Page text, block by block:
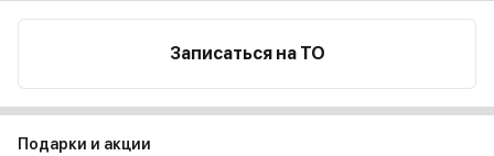
Записаться на ТО
Подарки и акции